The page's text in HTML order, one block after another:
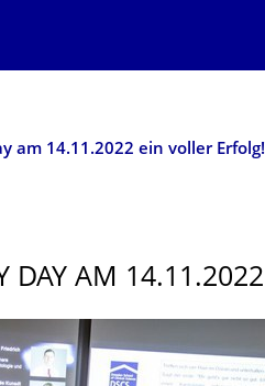
am 14.11.2022 ein voller Erfolg!
DAY AM 14.11.2022